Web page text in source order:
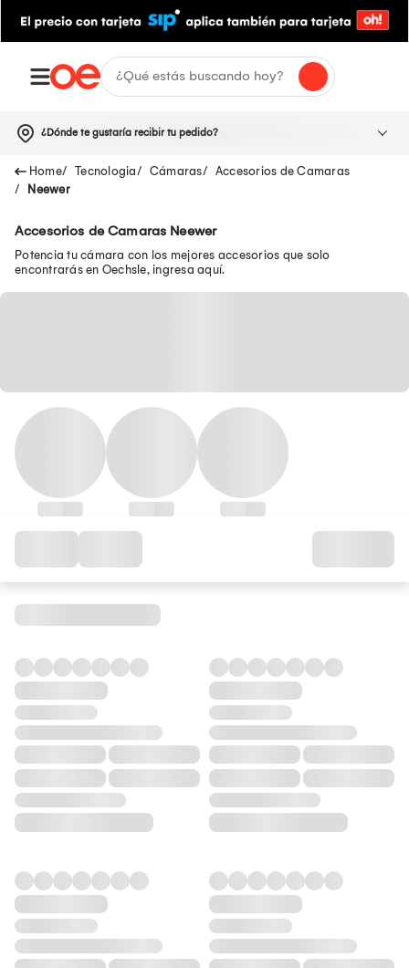
¿Dónde te gustaría recibir tu pedido?
Tecnologia Cámaras
Accesorios de Camaras
Neewer
Accesorios de Camaras Neewer
Potencia tu cámara con los mejores accesorios que solo
encontrarás en Oechsle, ingresa aquí.